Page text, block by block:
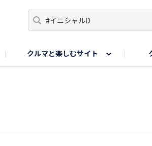
クルマと楽しむサイト